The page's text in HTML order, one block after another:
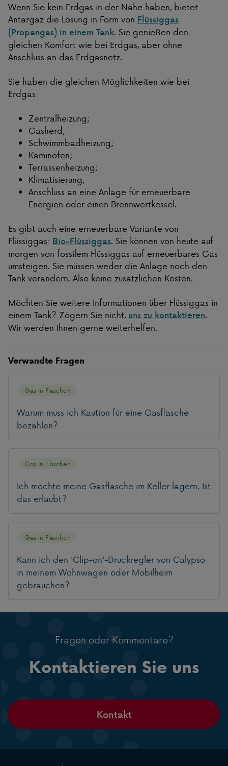
Wenn Sie kein Erdgas in der Nähe haben, bietet
Antargaz die Lösung in Form von Flüssiggas
(Propangas) in einem Tank. Sie genießen den
gleichen Komfort wie bei Erdgas, aber ohne
Anschluss an das Erdgasnetz.
Sie haben die gleichen Möglichkeiten wie bei
Erdgas:
Zentralheizung;
Gasherd;
Schwimmbadheizung;
Kaminöfen;
Terrassenheizung;
Klimatisierung;
Anschluss an eine Anlage für erneuerbare
Energien oder einen Brennwertkessel.
Es gibt auch eine erneuerbare Variante von
Flüssiggas: Bio-Flüssiggas. Sie können von heute auf
morgen von fossilem Flüssiggas auf erneuerbares Gas
umsteigen. Sie müssen weder die Anlage noch den
Tank verändern. Also keine zusätzlichen Kosten.
Möchten Sie weitere Informationen über Flüssiggas in
einem Tank? Zögern Sie nicht, uns zu kontaktieren.
Wir werden Ihnen gerne weiterhelfen.
Verwandte Fragen
Warum muss ich Kaution für eine Gasflasche
bezahlen?
Gas in Flaschen
Ich möchte meine Gasflasche im Keller lagern. Ist
das erlaubt?
Gas in Flaschen
Kann ich den 'Clip-on'-Druckregler von Calypso
in meinem Wohnwagen oder Mobilheim
gebrauchen?
Gas in Flaschen
Fragen oder Kommentare?
Kontaktieren Sie uns
Kontakt